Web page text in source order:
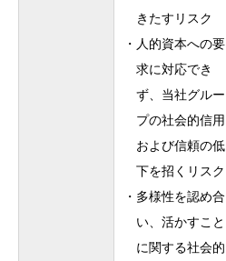
きたすリスク
・ 人的資本への要
求に対応でき
ず、当社グルー
プの社会的信用
および信頼の低
下を招くリスク
・ 多様性を認め合
い、活かすこと
に関する社会的